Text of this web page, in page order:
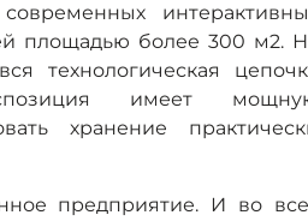
площадью более 300 м2.
технологическая
имеет
хранение
предприятие. И во